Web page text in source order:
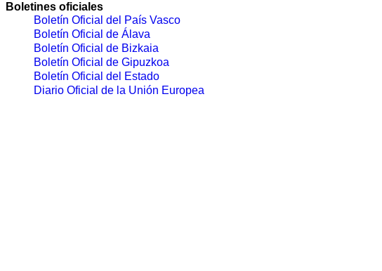
Boletines oficiales
Boletín Oficial del País Vasco
Boletín Oficial de Álava
Boletín Oficial de Bizkaia
Boletín Oficial de Gipuzkoa
Boletín Oficial del Estado
Diario Oficial de la Unión Europea